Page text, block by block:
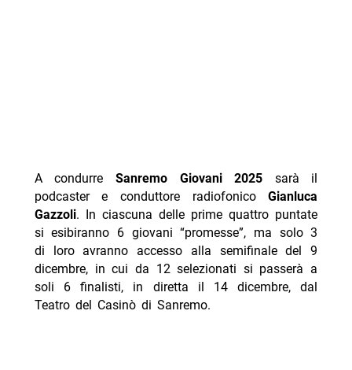
A condurre Sanremo Giovani 2025 sarà il
podcaster e conduttore radiofonicoGianluca
Gazzoli. In ciascuna delle prime quattro puntate
si esibiranno 6 giovani “promesse”, ma solo 3
di loro avranno accesso alla semifinale del 9
dicembre, in cui da 12 selezionati si passerà a
soli 6 finalisti, in diretta il 14 dicembre, dal
Teatro del Casinò di Sanremo.